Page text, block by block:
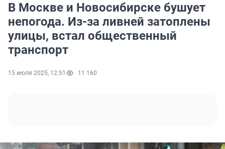
В Москве и Новосибирске бушует
непогода. Из-за ливней затоплены
улицы, встал общественный
транспорт
15 июля 2025, 12:51 11 160